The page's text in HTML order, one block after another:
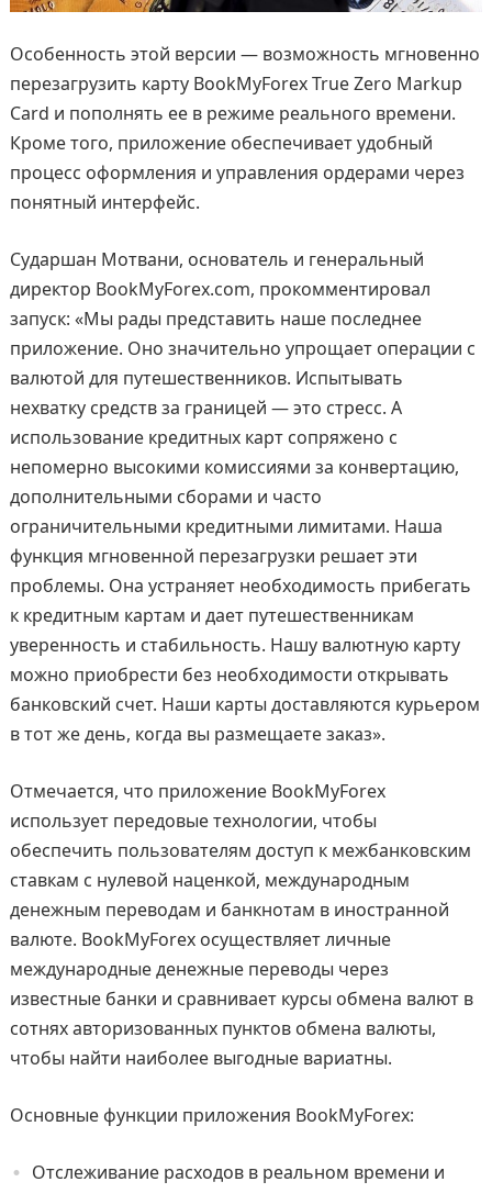
Особенность этой версии — возможность мгновенно
перезагрузить карту BookMyForex True Zero Markup
Card и пополнять ее в режиме реального времени.
Кроме того, приложение обеспечивает удобный
процесс оформления и управления ордерами через
понятный интерфейс.
Сударшан Мотвани, основатель и генеральный
директор BookMyForex.com, прокомментировал
запуск: «Мы рады представить наше последнее
приложение. Оно значительно упрощает операции с
валютой для путешественников. Испытывать
нехватку средств за границей — это стресс. А
использование кредитных карт сопряжено с
непомерно высокими комиссиями за конвертацию,
дополнительными сборами и часто
ограничительными кредитными лимитами. Наша
функция мгновенной перезагрузки решает эти
проблемы. Она устраняет необходимость прибегать
к кредитным картам и дает путешественникам
уверенность и стабильность. Нашу валютную карту
можно приобрести без необходимости открывать
банковский счет. Наши карты доставляются курьером
в тот же день, когда вы размещаете заказ».
Отмечается, что приложение BookMyForex
использует передовые технологии, чтобы
обеспечить пользователям доступ к межбанковским
ставкам с нулевой наценкой, международным
денежным переводам и банкнотам в иностранной
валюте. BookMyForex осуществляет личные
международные денежные переводы через
известные банки и сравнивает курсы обмена валют в
сотнях авторизованных пунктов обмена валюты,
чтобы найти наиболее выгодные вариатны.
Основные функции приложения BookMyForex:
Отслеживание расходов в реальном времени и